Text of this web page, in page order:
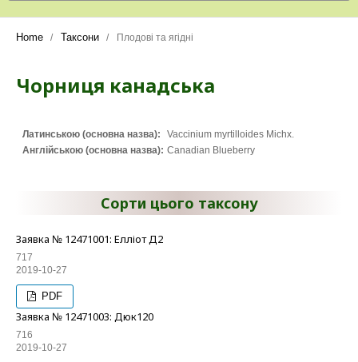
Home / Таксони / Плодові та ягідні
Чорниця канадська
Латинською (основна назва):
Vaccinium myrtilloides Michx.
Англійською (основна назва): Canadian Blueberry
Сорти цього таксону
Заявка № 12471001: Елліот Д2
717
2019-10-27
PDF
Заявка № 12471003: Дюк120
716
2019-10-27